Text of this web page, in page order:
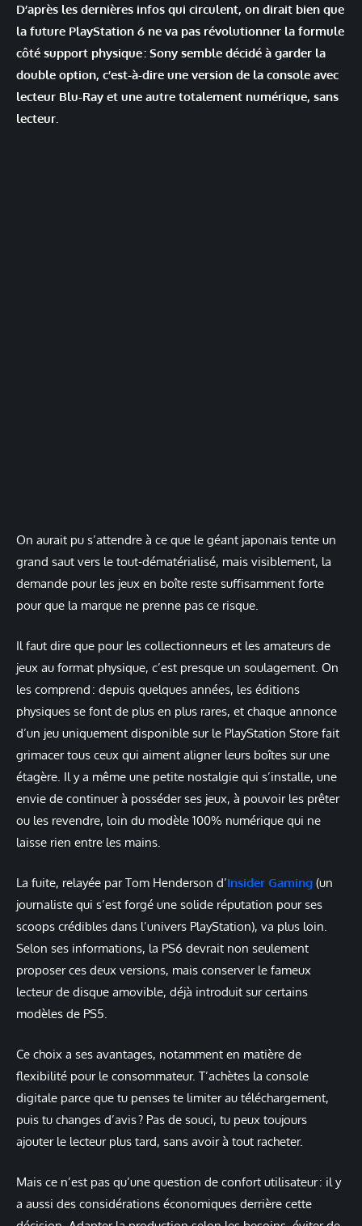
D’après les dernières infos qui circulent, on dirait bien que
la future PlayStation 6 ne va pas révolutionner la formule
côté support physique : Sony semble décidé à garder la
double option, c’est-à-dire une version de la console avec
lecteur Blu-Ray et une autre totalement numérique, sans
lecteur.
On aurait pu s’attendre à ce que le géant japonais tente un
grand saut vers le tout-dématérialisé, mais visiblement, la
demande pour les jeux en boîte reste suffisamment forte
pour que la marque ne prenne pas ce risque.
Il faut dire que pour les collectionneurs et les amateurs de
jeux au format physique, c’est presque un soulagement. On
les comprend : depuis quelques années, les éditions
physiques se font de plus en plus rares, et chaque annonce
d’un jeu uniquement disponible sur le PlayStation Store fait
grimacer tous ceux qui aiment aligner leurs boîtes sur une
étagère. Il y a même une petite nostalgie qui s’installe, une
envie de continuer à posséder ses jeux, à pouvoir les prêter
ou les revendre, loin du modèle 100% numérique qui ne
laisse rien entre les mains.
La fuite, relayée par Tom Henderson d’Insider Gaming (un
journaliste qui s’est forgé une solide réputation pour ses
scoops crédibles dans l’univers PlayStation), va plus loin.
Selon ses informations, la PS6 devrait non seulement
proposer ces deux versions, mais conserver le fameux
lecteur de disque amovible, déjà introduit sur certains
modèles de PS5.
Ce choix a ses avantages, notamment en matière de
flexibilité pour le consommateur. T’achètes la console
digitale parce que tu penses te limiter au téléchargement,
puis tu changes d’avis ? Pas de souci, tu peux toujours
ajouter le lecteur plus tard, sans avoir à tout racheter.
Mais ce n’est pas qu’une question de confort utilisateur : il y
a aussi des considérations économiques derrière cette